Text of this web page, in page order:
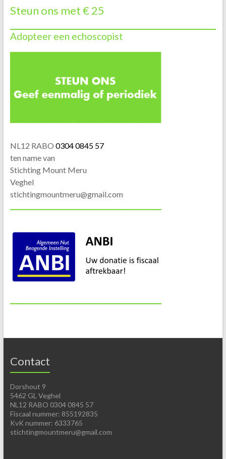
Steun ons met € 25
Adopteer een echoscopist
NL12 RABO 0304 0845 57
ten name van
Stichting Mount Meru
Veghel
stichtingmountmeru@gmail.com
Contact
Dorshout 9
5462 GL Veghel
NL12 RABO 0304 0845 57
Fiscaal nummer: 855192835
KvK nummer: 6333765
stichtingmountmeru@gmail.com